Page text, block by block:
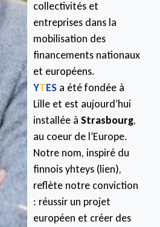
collectivités et
entreprises dans la
mobilisation des
financements nationaux
et européens.
YTESa été fondée à
Lille et est aujourd’hui
installée à Strasbourg,
au coeur de l’Europe.
Notre nom, inspiré du
finnois yhteys (lien),
reflète notre conviction
: réussir un projet
européen et créer des